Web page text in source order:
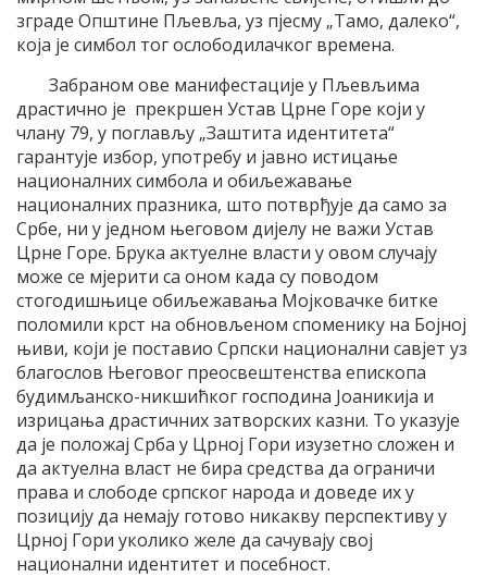
зграде Општине Пљевља, уз пјесму „Тамо, далеко“,
која је симбол тог ослободилачког времена.
Забраном ове манифестације у Пљевљима
драстично је прекршен Устав Црне Горе који у
члану 79, у поглављу „Заштита идентитета“
гарантује избор, употребу и јавно истицање
националних симбола и обиљежавање
националних празника, што потврђује да само за
Србе, ни у једном његовом дијелу не важи Устав
Црне Горе. Брука актуелне власти у овом случају
може се мјерити са оном када су поводом
стогодишњице обиљежавања Мојковачке битке
поломили крст на обновљеном споменику на Бојној
њиви, који је поставио Српски национални савјет уз
благослов Његовог преосвештенства епископа
будимљанско-никшићког господина Јоаникија и
изрицања драстичних затворских казни. То указује
да је положај Срба у Црној Гори изузетно сложен и
да актуелна власт не бира средства да ограничи
права и слободе српског народа и доведе их у
позицију да немају готово никакву перспективу у
Црној Гори уколико желе да сачувају свој
национални идентитет и посебност.